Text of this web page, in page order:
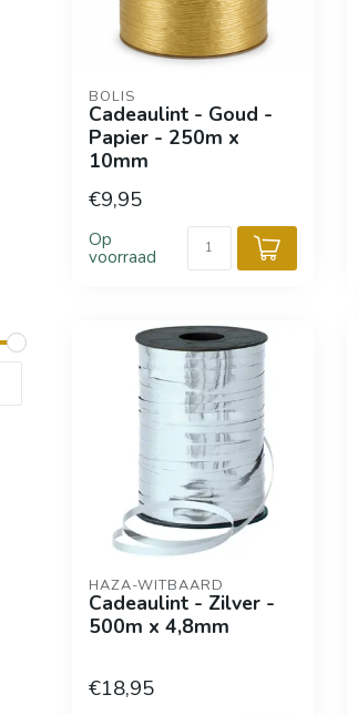
BOLIS
Cadeaulint - Goud -
Papier - 250m x
10mm
€9,95
Op
voorraad
HAZA-WITBAARD
Cadeaulint - Zilver -
500m x 4,8mm
€18,95